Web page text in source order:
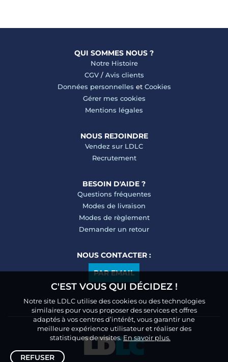
C'EST VOUS QUI DÉCIDEZ !
Notre site LDLC utilise des cookies ou des technologies
similaires pour vous proposer des services et offres
adaptés à vos centres d’intérêt, vous garantir une
meilleure expérience utilisateur et réaliser des
statistiques de visites.En savoir plus.
REFUSER
QUI SOMMES NOUS ?
Notre Histoire
CGV/ Avis clients
Données personnelles et Cookies
Gérer mes cookies
Mentions légales
NOUS REJOINDRE
Vendez sur LDLC
Recrutement
BESOIN D'AIDE ?
Questions fréquentes
Modes de livraison
Modes de règlement
Demander un retour
NOUS CONTACTER :
PAR EMAIL